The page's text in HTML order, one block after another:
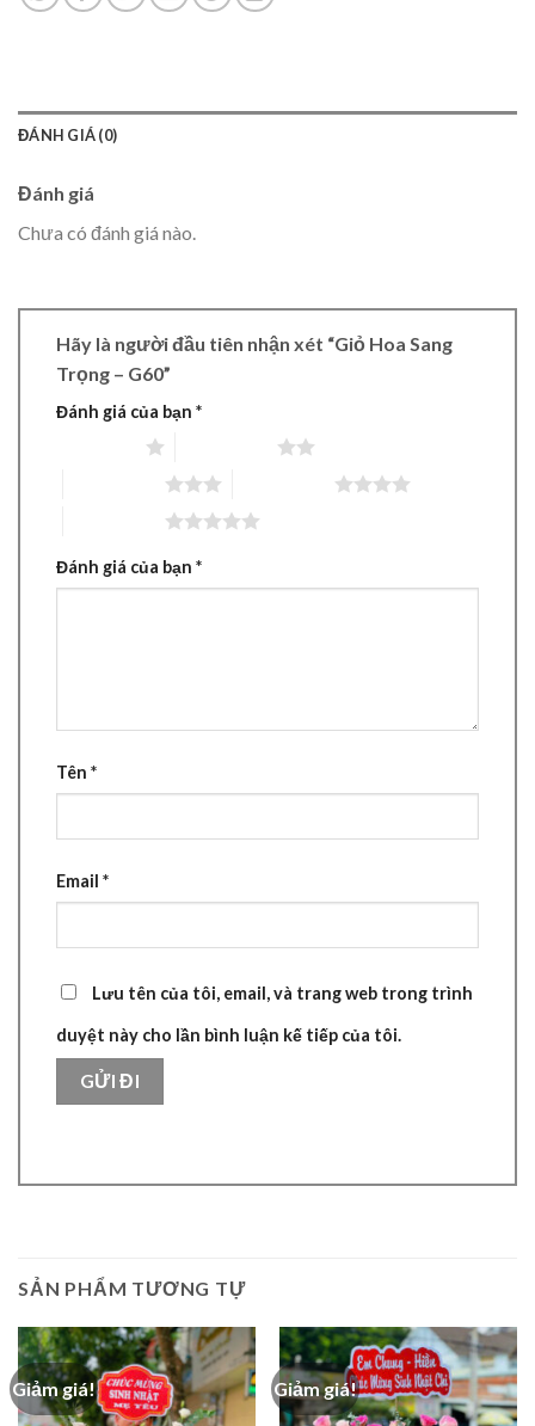
ĐÁNH GIÁ (0)
Đánh giá
Chưa có đánh giá nào.
Hãy là người đầu tiên nhận xét “Giỏ Hoa Sang
Trọng – G60”
Đánh giá của bạn *
Đánh giá của bạn *
Tên *
Email *
Lưu tên của tôi, email, và trang web trong trình
duyệt này cho lần bình luận kế tiếp của tôi.
SẢN PHẨM TƯƠNG TỰ
Giảm giá! Giảm giá!